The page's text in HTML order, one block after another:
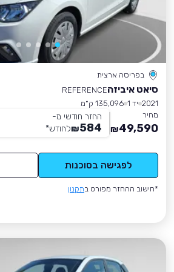
בפריסה ארצית
סיאט איביזהREFERENCE
2021 יד 1
135,096 ק״מ
מחיר
49,590
₪
החזר חודשי מ-
584
₪לחודש*
לפגישה בסוכנות
*חישוב ההחזר מפורט בתקנון